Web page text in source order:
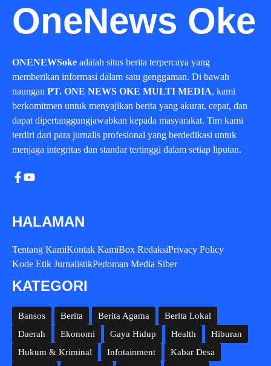
OneNews Oke
ONENEWSoke adalah situs berita terpercaya yang
memberikan informasi dalam satu genggaman. Di bawah
naungan PT. ONE NEWS OKE MULTI MEDIA, kami
berkomitmen untuk menyajikan berita yang akurat, cepat, dan
dapat dipertanggungjawabkan kepada masyarakat. Tim kami
terdiri dari para jurnalis profesional yang berdedikasi untuk
menjaga integritas dan standar tertinggi dalam setiap liputan.
HALAMAN
Tentang KamiKontak KamiBox RedaksiPrivacy Policy
Kode Etik JurnalistikPedoman Media Siber
KATEGORI
Bansos Berita Berita Agama
Berita Lokal
Daerah
Ekonomi Gaya Hidup Health
Hiburan
Hukum & Kriminal
Infotainment
Kabar Desa